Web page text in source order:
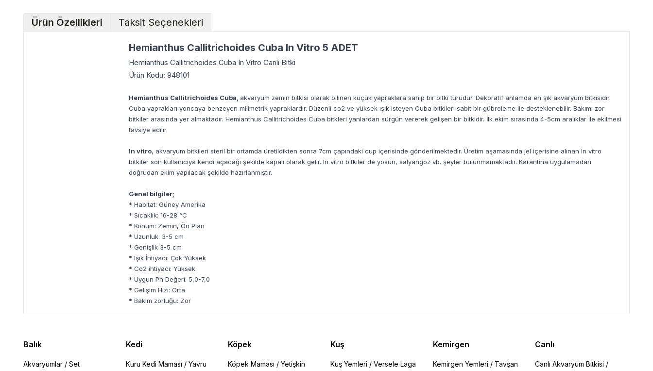
Ürün Özellikleri Taksit Seçenekleri
Hemianthus Callitrichoides Cuba In Vitro 5 ADET
Hemianthus Callitrichoides Cuba In Vitro Canlı Bitki
Ürün Kodu: 948101
Hemianthus Callitrichoides Cuba, akvaryum zemin bitkisi olarak bilinen küçük yapraklara sahip bir bitki türüdür. Dekoratif anlamda en şık akvaryum bitkisidir.
Cuba yaprakları yoncaya benzeyen milimetrik yapraklardır. Düzenli co2 ve yüksek ışık isteyen Cuba bitkileri sabit bir gübreleme ile desteklenebilir. Bakımı zor
bitkiler arasında yer almaktadır. Hemianthus Callitrichoides Cuba bitkleri yanlardan sürgün vererek gelişen bir bitkidir. İlk ekim sırasında 4-5cm aralıklar ile ekilmesi
tavsiye edilir.
In vitro, akvaryum bitkileri steril bir ortamda üretildikten sonra 7cm çapındaki cup içerisinde gönderilmektedir. Üretim aşamasında jel içerisine alınan In vitro
bitkiler son kullanıcıya kendi açacağı şekilde kapalı olarak gelir. In vitro bitkiler de yosun, salyangoz vb. şeyler bulunmamaktadır. Karantina uygulamadan
doğrudan ekim yapılacak şekilde hazırlanmıştır.
Genel bilgiler;
* Habitat: Güney Amerika
* Sıcaklık: 16-28 °C
* Konum: Zemin, Ön Plan
* Uzunluk: 3-5 cm
* Genişlik 3-5 cm
* Işık İhtiyacı: Çok Yüksek
* Co2 ihtiyacı: Yüksek
* Uygun Ph Değeri: 5,0-7,0
* Gelişim Hızı: Orta
* Bakım zorluğu: Zor
Balık
Akvaryumlar / Set
Kedi
Kuru Kedi Maması / Yavru
Köpek
Köpek Maması /Yetişkin
Kuş
Kuş Yemleri / Versele Laga
Kemirgen
Kemirgen Yemleri / Tavşan
Canlı
Canlı Akvaryum Bitkisi /